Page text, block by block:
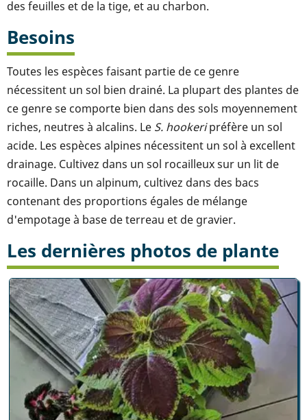
des feuilles et de la tige, et au charbon.
Besoins
Toutes les espèces faisant partie de ce genre
nécessitent un sol bien drainé. La plupart des plantes de
ce genre se comporte bien dans des sols moyennement
riches, neutres à alcalins. Le S. hookeripréfère un sol
acide. Les espèces alpines nécessitent un sol à excellent
drainage. Cultivez dans un sol rocailleux sur un lit de
rocaille. Dans un alpinum, cultivez dans des bacs
contenant des proportions égales de mélange
d'empotage à base de terreau et de gravier.
Les dernières photos de plante